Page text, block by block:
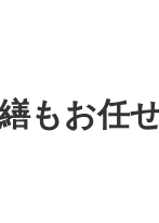
もお任